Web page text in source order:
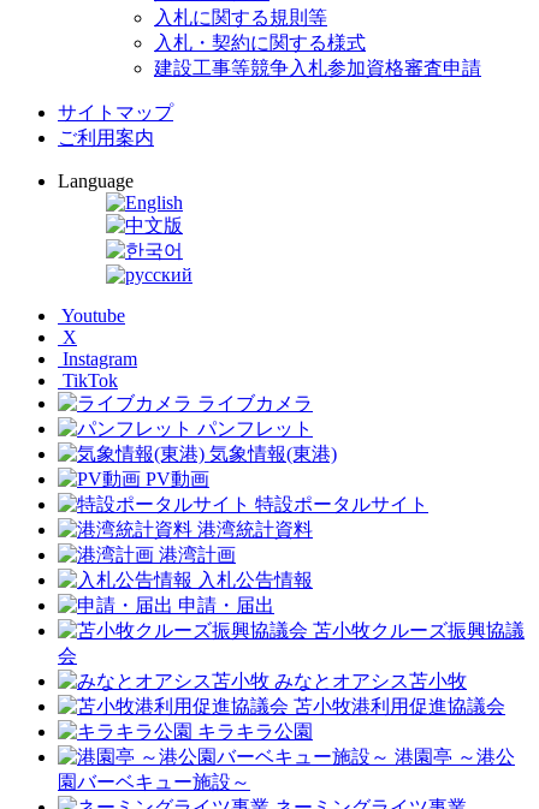
入札に関する規則等
入札・契約に関する様式
建設工事等競争入札参加資格審査申請
サイトマップ
ご利用案内
Language
Youtube
X
Instagram
TikTok
ライブカメラ
パンフレット
気象情報(東港)
PV動画
特設ポータルサイト
港湾統計資料
港湾計画
入札公告情報
申請・届出
苫小牧クルーズ振興協議
会
みなとオアシス苫小牧
苫小牧港利用促進協議会
キラキラ公園
港園亭 ～港公
園バーベキュー施設～